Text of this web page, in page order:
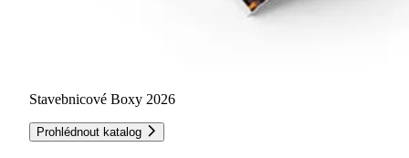
Stavebnicové Boxy 2026
Prohlédnout katalog